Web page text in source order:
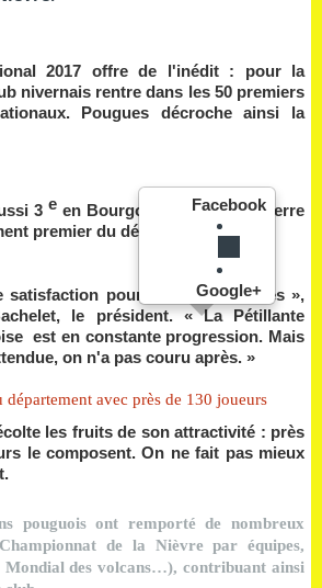
2017 offre de l'inédit : pour la
nivernais rentre dans les 50 premiers
Pougues décroche ainsi la
3 e en Bourgogne derrière Auxerre
premier du département.
satisfaction pour tous les licenciés »,
le président. «La Pétillante
est en constante progression. Mais
on n'a pas couru après. »
avec près de 130 joueurs
les fruits de son attractivité : près
le composent. On ne fait pas mieux
pouguois ont remporté de nombreux
de la Nièvre par équipes,
Mondial des volcans…), contribuant ainsi
Facebook
Google+